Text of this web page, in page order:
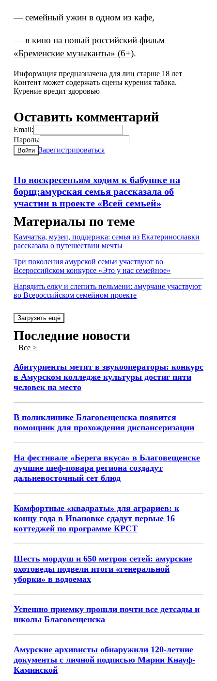
— семейный ужин в одном из кафе,
— в кино на новый российский фильм
«Бременские музыканты» (6+).
Информация предназначена для лиц старше 18 лет
Контент может содержать сцены курения табака.
Курение вредит здоровью
Оставить комментарий
Email:
Пароль:
Войти Зарегистрироваться
По воскресеньям ходим к бабушке на
борщ:амурская семья рассказала об
участии в проекте «Всей семьей»
Материалы по теме
Камчатка, музеи, поддержка: семья из Екатеринославки
рассказала о путешествии мечты
Три поколения амурской семьи участвуют во
Всероссийском конкурсе «Это у нас семейное»
Нарядить елку и слепить пельмени: амурчане участвуют
во Всероссийском семейном проекте
Загрузить ещё
Последние новости
Все >
Абитуриенты метят в звукооператоры: конкурс
в Амурском колледже культуры достиг пяти
человек на место
В поликлинике Благовещенска появится
помощник для прохождения диспансеризации
На фестивале «Берега вкуса» в Благовещенске
лучшие шеф-повара региона создадут
дальневосточный сет блюд
Комфортные «квадраты» для аграриев: к
концу года в Ивановке сдадут первые 16
коттеджей по программе КРСТ
Шесть мордуш и 650 метров сетей: амурские
охотоведы подвели итоги «генеральной
уборки» в водоемах
Успешно приемку прошли почти все детсады и
школы Благовещенска
Амурские архивисты обнаружили 120-летние
документы с личной подписью Марии Кнауф-
Каминской